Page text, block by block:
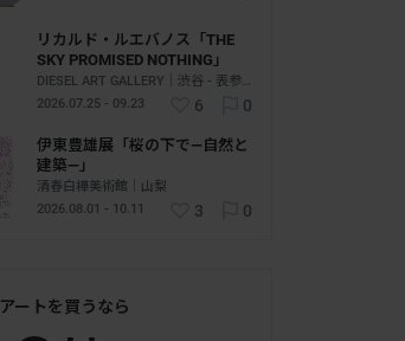
リカルド・ルエバノス「THE
SKY PROMISED NOTHING」
2026.07.25 - 09.23
6 0
伊東豊雄展「桜の下で―自然と
建築―」
清春白樺美術館｜山梨
2026.08.01 - 10.11
3 0
アートを買うなら